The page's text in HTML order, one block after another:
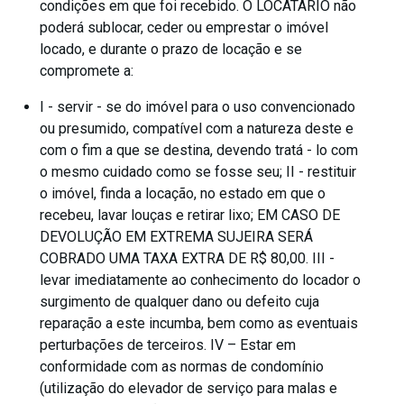
condições em que foi recebido. O LOCATÁRIO não
poderá sublocar, ceder ou emprestar o imóvel
locado, e durante o prazo de locação e se
compromete a:
I - servir - se do imóvel para o uso convencionado
ou presumido, compatível com a natureza deste e
com o fim a que se destina, devendo tratá - lo com
o mesmo cuidado como se fosse seu; II - restituir
o imóvel, finda a locação, no estado em que o
recebeu, lavar louças e retirar lixo; EM CASO DE
DEVOLUÇÃO EM EXTREMA SUJEIRA SERÁ
COBRADO UMA TAXA EXTRA DE R$ 80,00. III -
levar imediatamente ao conhecimento do locador o
surgimento de qualquer dano ou defeito cuja
reparação a este incumba, bem como as eventuais
perturbações de terceiros. IV – Estar em
conformidade com as normas de condomínio
(utilização do elevador de serviço para malas e